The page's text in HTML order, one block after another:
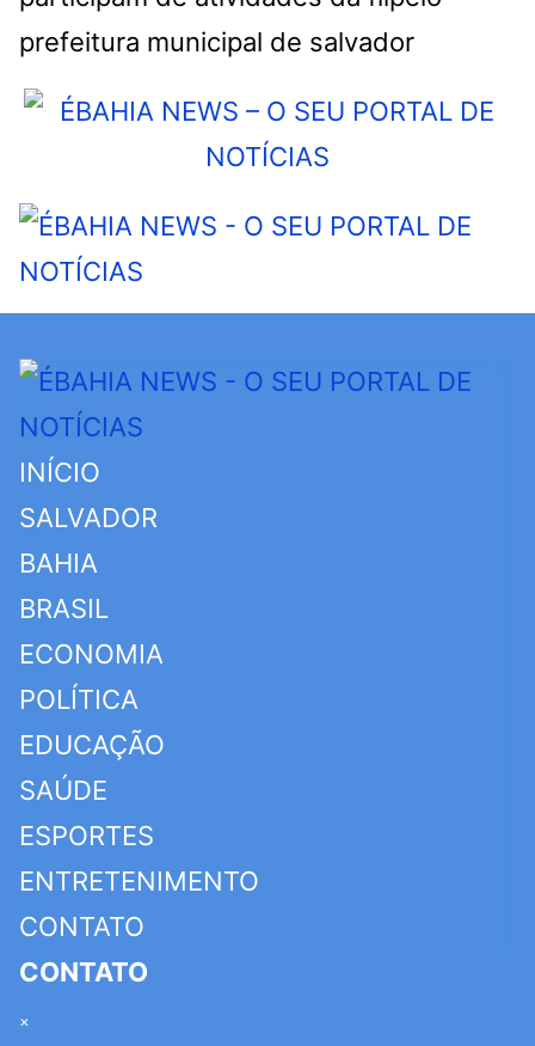
prefeitura municipal de salvador
INÍCIO
SALVADOR
BAHIA
BRASIL
ECONOMIA
POLÍTICA
EDUCAÇÃO
SAÚDE
ESPORTES
ENTRETENIMENTO
CONTATO
CONTATO
×